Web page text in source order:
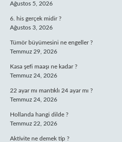
Ağustos 5, 2026
6. his gerçek midir ?
Ağustos 3, 2026
Tümör büyümesini ne engeller ?
Temmuz 29, 2026
Kasa şefi maaşı ne kadar ?
Temmuz 24, 2026
22 ayar mı mantıklı 24 ayar mı ?
Temmuz 24, 2026
Hollanda hangi dilde ?
Temmuz 22, 2026
Aktivite ne demek tip ?